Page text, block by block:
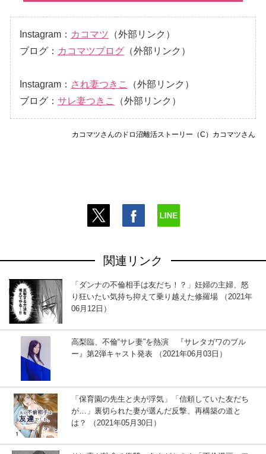
Instagram： カコマツ （外部リンク）
ブログ： カコマツブログ（外部リンク）
Instagram： され妻つきこ
（外部リンク）
ブログ： サレ妻つきこ （外部リンク）
カコマツさんのドロ沼離活ストーリー（C）カコマツさん
関連リンク
「ダンナの不倫相手は友だち！？」妊婦の主婦、怒
り狂いたい気持ち抑えて乗り越えた修羅場 （2021年
06月12日）
高梨臨、不倫“サレ妻”を熱演 『サレタガワのブル
ー』第2弾キャスト発表 （2021年06月03日）
「保育園の先生と夫が浮気」「信頼していた友だち
が…」裏切られた妻が選んだ反撃、再構築の道と
は？ （2021年05月30日）